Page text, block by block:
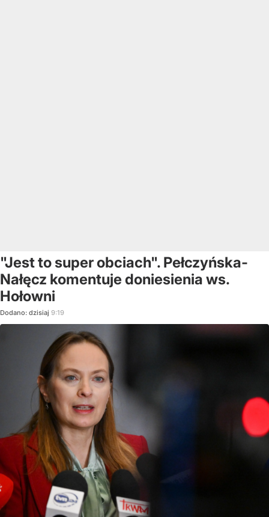
"Jest to super obciach". Pełczyńska-
Nałęcz komentuje doniesienia ws.
Hołowni
Dodano: dzisiaj 9:19